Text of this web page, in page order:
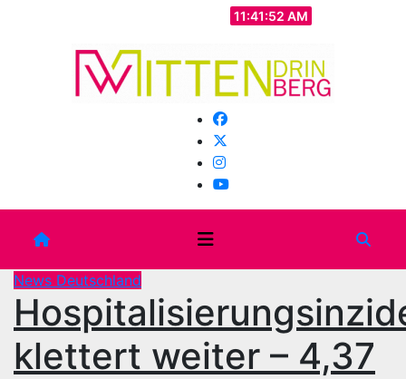
11:41:54 AM
News Deutschland
klettert weiter – 4,37